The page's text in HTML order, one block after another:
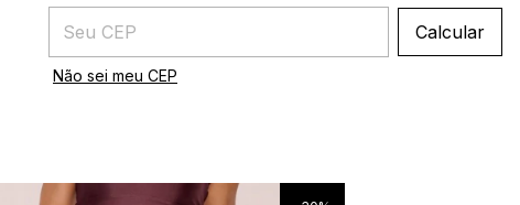
Entregas para o CEP:
Calcular
Não sei meu CEP